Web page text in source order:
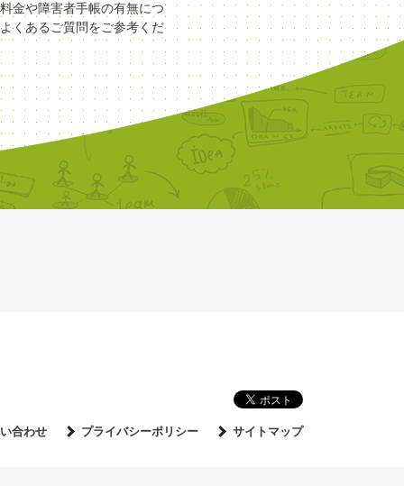
金や障害者手帳の有無につ
くあるご質問をご参考くだ
合わせ プライバシーポリシー サイトマップ